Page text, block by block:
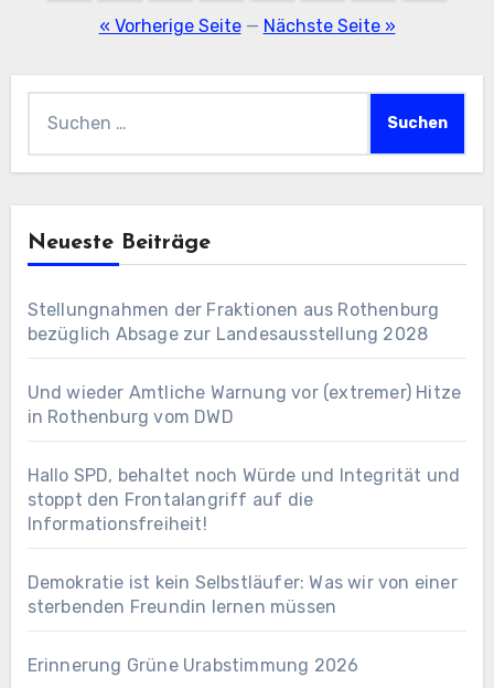
« Vorherige Seite— Nächste Seite »
Neueste Beiträge
Stellungnahmen der Fraktionen aus Rothenburg
bezüglich Absage zur Landesausstellung 2028
Und wieder Amtliche Warnung vor (extremer) Hitze
in Rothenburg vom DWD
Hallo SPD, behaltet noch Würde und Integrität und
stoppt den Frontalangriff auf die
Informationsfreiheit!
Demokratie ist kein Selbstläufer: Was wir von einer
sterbenden Freundin lernen müssen
Erinnerung Grüne Urabstimmung 2026